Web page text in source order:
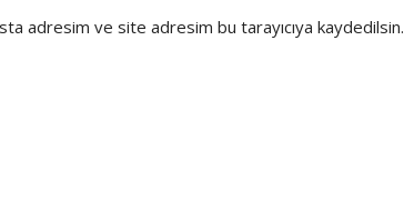
adresim ve site adresim bu tarayıcıya kaydedilsin.